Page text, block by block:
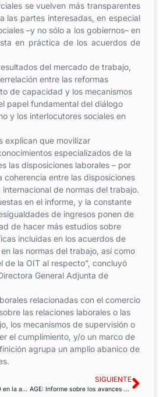
se vuelven más transparentes
las partes interesadas, en especial
–y no sólo a los gobiernos– en
en práctica de los acuerdos de
del mercado de trabajo,
entre las reformas
de capacidad y los mecanismos
papel fundamental del diálogo
y los interlocutores sociales en
explican que movilizar
especializados de la
las disposiciones laborales – por
coherencia entre las disposiciones
internacional de normas del trabajo.
en el informe, y la constante
de ingresos ponen de
de hacer más estudios sobre
incluidas en los acuerdos de
las normas del trabajo, así como
de la OIT al respecto”, concluyó
General Adjunta de
relacionadas con el comercio
las relaciones laborales o las
los mecanismos de supervisión o
el cumplimiento, y/o un marco de
agrupa un amplio abanico de
Mayoría absoluta de USO en la ayuda a domicilio del Ayuntamiento de Salamanca
SIGUIENTE
AGE: Informe sobre los avances en los planes de racionalización y ahorro de las Delegaciones de Gobierno en 2015